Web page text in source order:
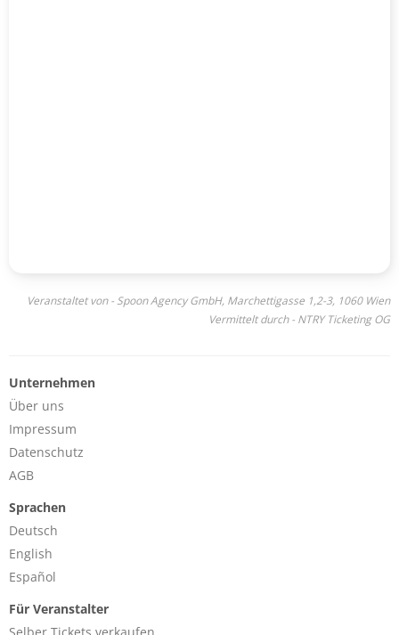
Veranstaltet von - Spoon Agency GmbH, Marchettigasse 1,2-3, 1060 Wien
Vermittelt durch - NTRY Ticketing OG
Unternehmen
Über uns
Impressum
Datenschutz
AGB
Sprachen
Deutsch
English
Español
Für Veranstalter